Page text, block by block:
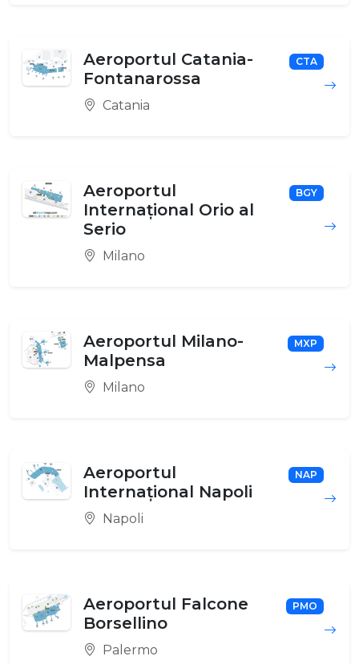
Aeroportul Catania-
Fontanarossa
CTA
Catania
Aeroportul
Internațional Orio al
Serio
BGY
Milano
Aeroportul Milano-
Malpensa
MXP
Milano
Aeroportul
Internațional Napoli
NAP
Napoli
Aeroportul Falcone
Borsellino
PMO
Palermo